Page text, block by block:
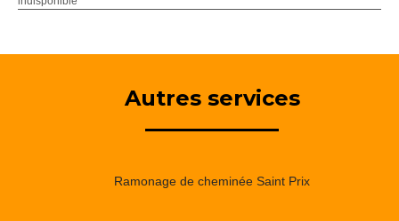
Autres services
Ramonage de cheminée Saint Prix